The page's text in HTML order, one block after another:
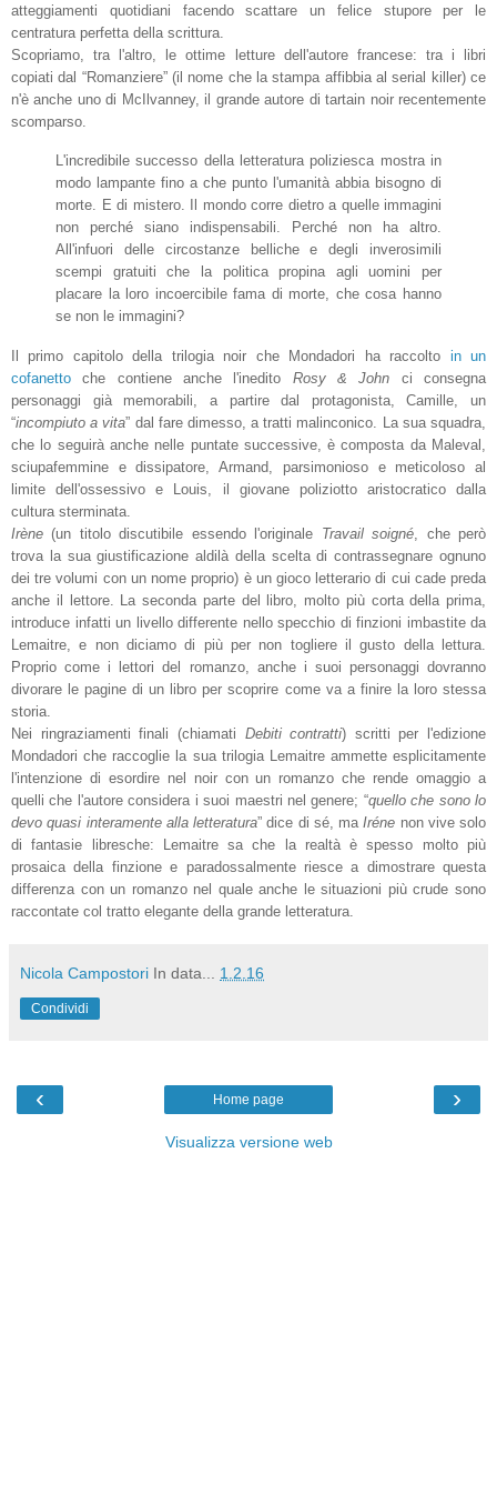
atteggiamenti quotidiani facendo scattare un felice stupore per le
centratura perfetta della scrittura.
Scopriamo, tra l'altro, le ottime letture dell'autore francese: tra i libri
copiati dal “Romanziere” (il nome che la stampa affibbia al serial killer) ce
n'è anche uno di McIlvanney, il grande autore di tartain noir recentemente
scomparso.
L'incredibile successo della letteratura poliziesca mostra in
modo lampante fino a che punto l'umanità abbia bisogno di
morte. E di mistero. Il mondo corre dietro a quelle immagini
non perché siano indispensabili. Perché non ha altro.
All'infuori delle circostanze belliche e degli inverosimili
scempi gratuiti che la politica propina agli uomini per
placare la loro incoercibile fama di morte, che cosa hanno
se non le immagini?
Il primo capitolo della trilogia noir che Mondadori ha raccolto in un
cofanetto che contiene anche l'inedito Rosy & John ci consegna
personaggi già memorabili, a partire dal protagonista, Camille, un
“incompiuto a vita” dal fare dimesso, a tratti malinconico. La sua squadra,
che lo seguirà anche nelle puntate successive, è composta da Maleval,
sciupafemmine e dissipatore, Armand, parsimonioso e meticoloso al
limite dell'ossessivo e Louis, il giovane poliziotto aristocratico dalla
cultura sterminata.
Irène(un titolo discutibile essendo l'originale Travail soigné, che però
trova la sua giustificazione aldilà della scelta di contrassegnare ognuno
dei tre volumi con un nome proprio) è un gioco letterario di cui cade preda
anche il lettore. La seconda parte del libro, molto più corta della prima,
introduce infatti un livello differente nello specchio di finzioni imbastite da
Lemaitre, e non diciamo di più per non togliere il gusto della lettura.
Proprio come i lettori del romanzo, anche i suoi personaggi dovranno
divorare le pagine di un libro per scoprire come va a finire la loro stessa
storia.
Nei ringraziamenti finali (chiamati Debiti contratti) scritti per l'edizione
Mondadori che raccoglie la sua trilogia Lemaitre ammette esplicitamente
l'intenzione di esordire nel noir con un romanzo che rende omaggio a
quelli che l'autore considera i suoi maestri nel genere; “quello che sono lo
devo quasi interamente alla letteratura” dice di sé, maIréne non vive solo
di fantasie libresche: Lemaitre sa che la realtà è spesso molto più
prosaica della finzione e paradossalmente riesce a dimostrare questa
differenza con un romanzo nel quale anche le situazioni più crude sono
raccontate col tratto elegante della grande letteratura.
Nicola Campostori In data... 1.2.16
Condividi
‹ ›
Home page
Visualizza versione web